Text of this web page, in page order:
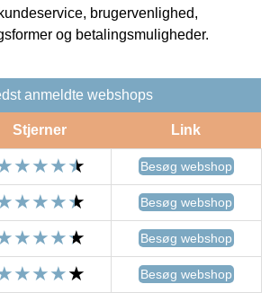
brugervenlighed,
og betalingsmuligheder.
anmeldte webshops
Stjerner Link
Besøg webshop
Besøg webshop
Besøg webshop
Besøg webshop